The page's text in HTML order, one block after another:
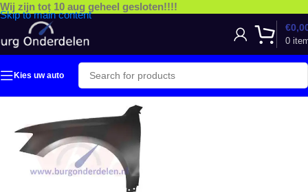
Skip to main content
Wij zijn tot 10 aug geheel gesloten!!!!
0
€
Kies uw auto